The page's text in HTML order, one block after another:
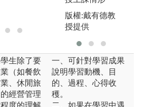
版權:戴有德教
授提供
生除了要
（如餐飲
、休閒旅
經營管理
度的理解
一、可針對學習成果
說明學習動機、目
的、過程、心得收
穫。
二、如果在學習中遇